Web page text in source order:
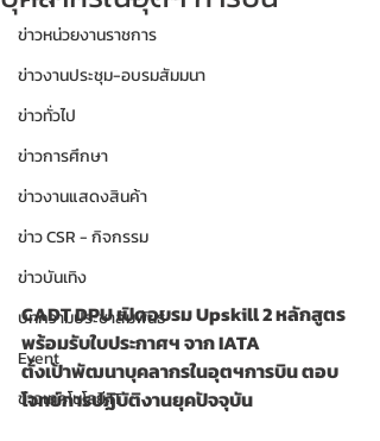
ข่าวหน่วยงานราชการ
ข่าวงานประชุม-อบรมสัมมนา
ข่าวทั่วไป
ข่าวการศึกษา
ข่าวงานแสดงสินค้า
ข่าว CSR - กิจกรรม
ข่าวบันเทิง
บทความประชาสัมพันธ์
Event
ข่าวเทคโนโลยี IT
CADT DPU เปิดอบรม Upskill 2 หลักสูตร
พร้อมรับใบประกาศฯ จาก IATA
ตั้งเป้าพัฒนาบุคลากรในอุตฯการบิน ตอบ
โจทย์การปฏิบัติงานยุคปัจจุบัน